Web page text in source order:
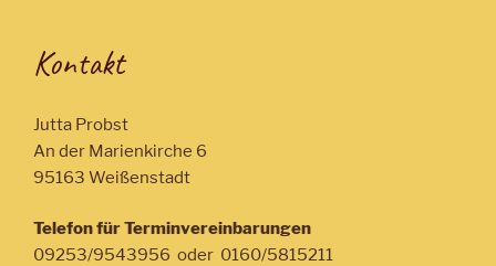
Kontakt
Jutta Probst
An der Marienkirche 6
95163 Weißenstadt
Telefon für Terminvereinbarungen
09253/9543956 oder 0160/5815211